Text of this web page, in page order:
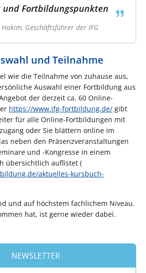
Fortbildungspunkten
Geschäftsführer der IFG
und Teilnahme
wie die Teilnahme von zuhause aus,
Auswahl einer Fortbildung aus
der derzeit ca. 60 Online-
https://www.ifg-fortbildung.de/ gibt
für alle Online-Fortbildungen mit
oder Sie blättern online im
neben den Präsenzveranstaltungen
und -Kongresse in einem
übersichtlich auflistet (
aktuelles-kursbuch-
und auf höchstem fachlichem Niveau.
hat, ist gerne wieder dabei.
NEWSLETTER